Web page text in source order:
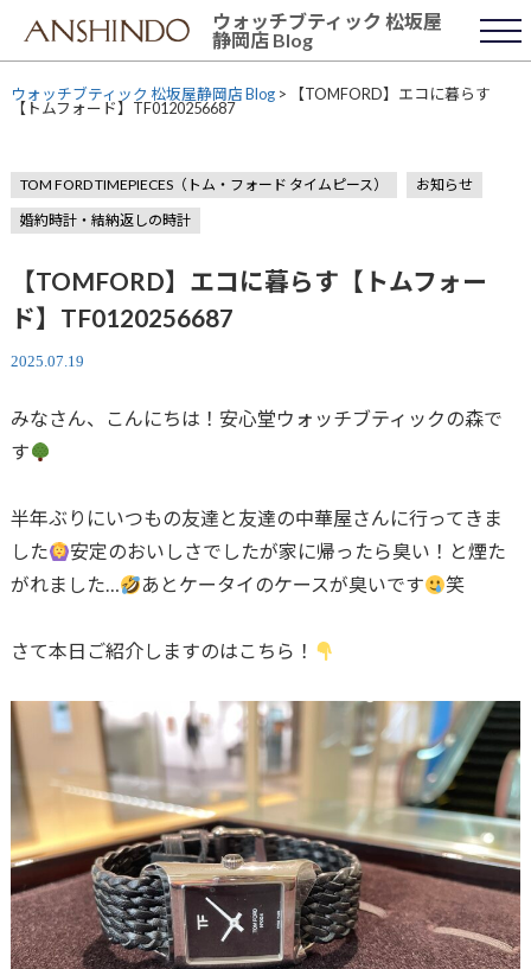
content
ウォッチブティック 松坂屋
静岡店 Blog
ウォッチブティック 松坂屋静岡店 Blog> 【TOMFORD】エコに暮らす
【トムフォード】TF0120256687
TOM FORD TIMEPIECES（トム・フォード タイムピース）
お知らせ
婚約時計・結納返しの時計
【TOMFORD】エコに暮らす【トムフォー
ド】TF0120256687
2025.07.19
みなさん、こんにちは！安心堂ウォッチブティックの森で
す
半年ぶりにいつもの友達と友達の中華屋さんに行ってきま
した
安定のおいしさでしたが家に帰ったら臭い！と煙た
がれました…
あとケータイのケースが臭いです 笑
さて本日ご紹介しますのはこちら！